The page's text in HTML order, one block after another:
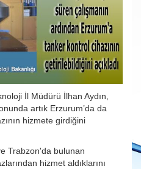
İl Müdürü İlhan Aydın,
artık Erzurum’da da
hizmete girdiğini
Trabzon'da bulunan
hizmet aldıklarını